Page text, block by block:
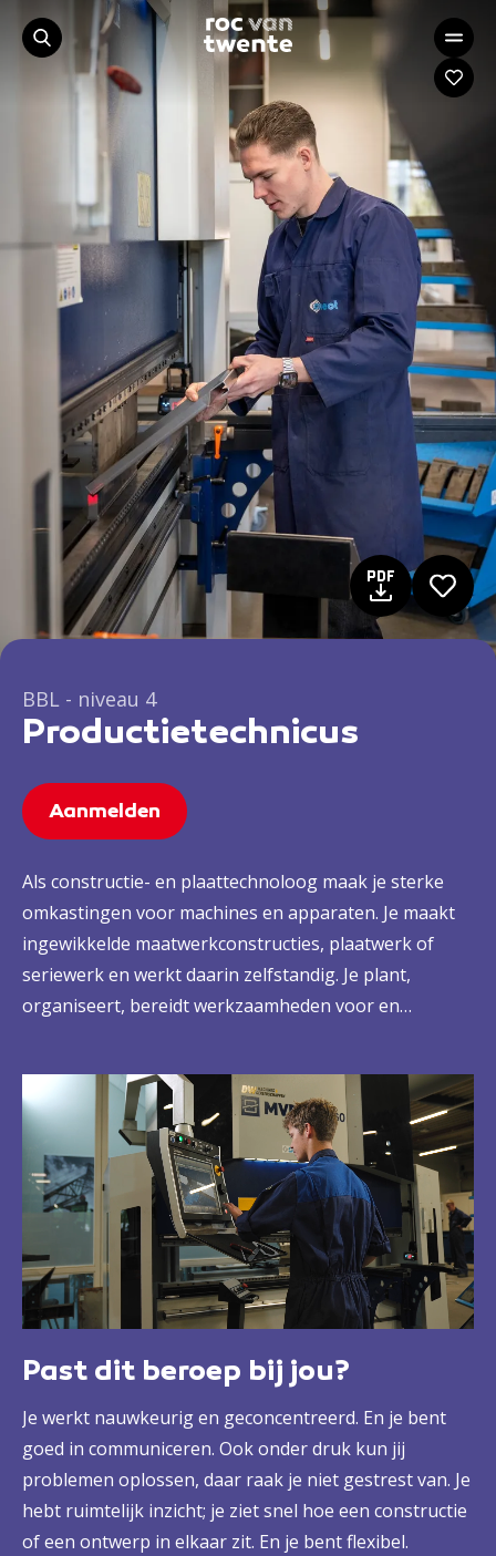
BBL - niveau 4
Productietechnicus
Aanmelden
Als constructie- en plaattechnoloog maak je sterke
omkastingen voor machines en apparaten. Je maakt
ingewikkelde maatwerkconstructies, plaatwerk of
seriewerk en werkt daarin zelfstandig. Je plant,
organiseert, bereidt werkzaamheden voor en
onderzoekt het gebruik van nieuwe technieken. Zo
heb je invloed op het hele werkproces. Veel
verantwoordelijkheid dus. En veel mogelijkheden om
het verschil te maken.
Past dit beroep bij jou?
Je werkt nauwkeurig en geconcentreerd. En je bent
goed in communiceren. Ook onder druk kun jij
problemen oplossen, daar raak je niet gestrest van. Je
hebt ruimtelijk inzicht; je ziet snel hoe een constructie
of een ontwerp in elkaar zit. En je bent flexibel.